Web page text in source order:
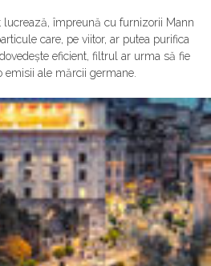
împreună cu furnizorii Mann
care, pe viitor, ar putea purifica
eficient, filtrul ar urma să fie
emisii ale mărcii germane.